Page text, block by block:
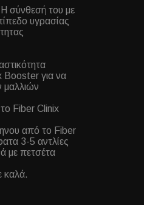
Η σύνθεσή του με
υγρασίας
Booster για να
μαλλιών
Fiber Clinix
από το Fiber
3-5 αντλίες
με πετσέτα
καλά.